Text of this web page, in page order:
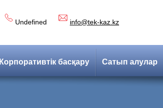
Undefined info@tek-kaz.kz
Корпоративтік басқару Сатып алулар